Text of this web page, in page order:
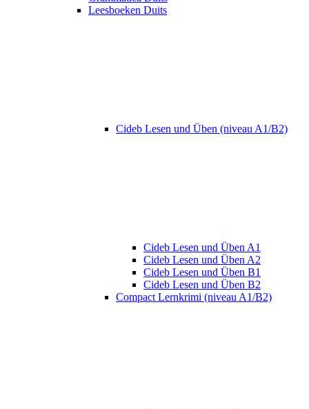
Leesboeken Duits
Cideb Lesen und Üben (niveau A1/B2)
Cideb Lesen und Üben A1
Cideb Lesen und Üben A2
Cideb Lesen und Üben B1
Cideb Lesen und Üben B2
Compact Lernkrimi (niveau A1/B2)